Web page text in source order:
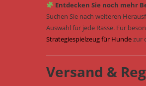
Entdecken Sie noch mehr
Suchen Sie nach weiteren
Auswahl für jede Rasse. Für
Strategiespielzeug für Hundezur
Versand &